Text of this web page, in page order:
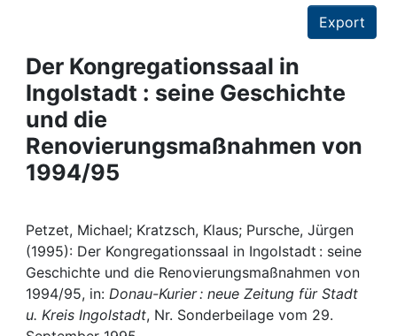
Projects
People
Institutions
My FIS
Help
Export
Der Kongregationssaal in
Ingolstadt : seine Geschichte
und die
Renovierungsmaßnahmen von
1994/95
Petzet, Michael; Kratzsch, Klaus; Pursche, Jürgen
(1995): Der Kongregationssaal in Ingolstadt : seine
Geschichte und die Renovierungsmaßnahmen von
1994/95, in: Donau-Kurier : neue Zeitung für Stadt
u. Kreis Ingolstadt, Nr. Sonderbeilage vom 29.